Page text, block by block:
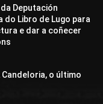
Deputación
do Libro de Lugo para
e dar a coñecer
o último